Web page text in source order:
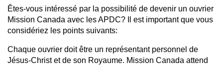
Êtes-vous intéressé par la possibilité de devenir un ouvrier
Mission Canada avec les APDC? Il est important que vous
considériez les points suivants:
Chaque ouvrier doit être un représentant personnel de
Jésus-Christ et de son Royaume. Mission Canada attend